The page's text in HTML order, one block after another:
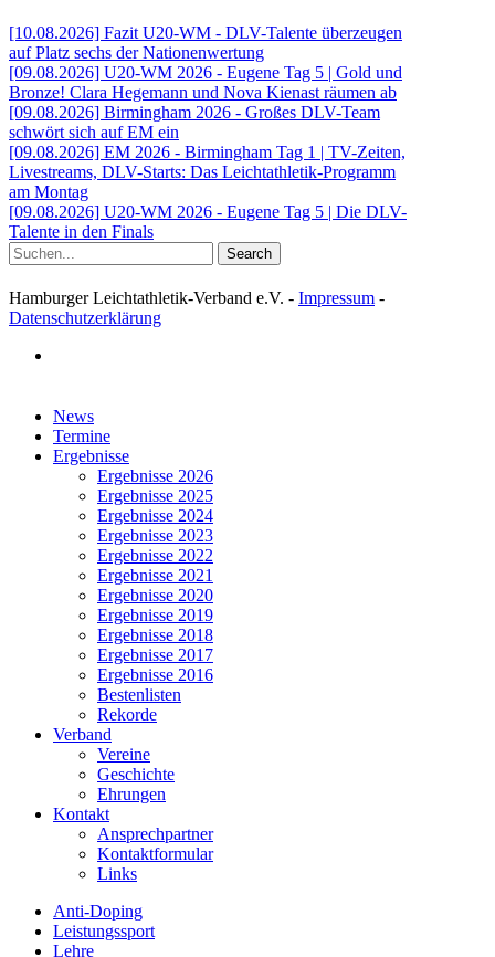
[10.08.2026] Fazit U20-WM - DLV-Talente überzeugen
auf Platz sechs der Nationenwertung
[09.08.2026] U20-WM 2026 - Eugene Tag 5 | Gold und
Bronze! Clara Hegemann und Nova Kienast räumen ab
[09.08.2026] Birmingham 2026 - Großes DLV-Team
schwört sich auf EM ein
[09.08.2026] EM 2026 - Birmingham Tag 1 | TV-Zeiten,
Livestreams, DLV-Starts: Das Leichtathletik-Programm
am Montag
[09.08.2026] U20-WM 2026 - Eugene Tag 5 | Die DLV-
Talente in den Finals
Search
Hamburger Leichtathletik-Verband e.V. - Impressum -
Datenschutzerklärung
Close
Menu
News
Termine
Ergebnisse
Ergebnisse 2026
Ergebnisse 2025
Ergebnisse 2024
Ergebnisse 2023
Ergebnisse 2022
Ergebnisse 2021
Ergebnisse 2020
Ergebnisse 2019
Ergebnisse 2018
Ergebnisse 2017
Ergebnisse 2016
Bestenlisten
Rekorde
Verband
Vereine
Geschichte
Ehrungen
Kontakt
Ansprechpartner
Kontaktformular
Links
Anti-Doping
Leistungssport
Lehre